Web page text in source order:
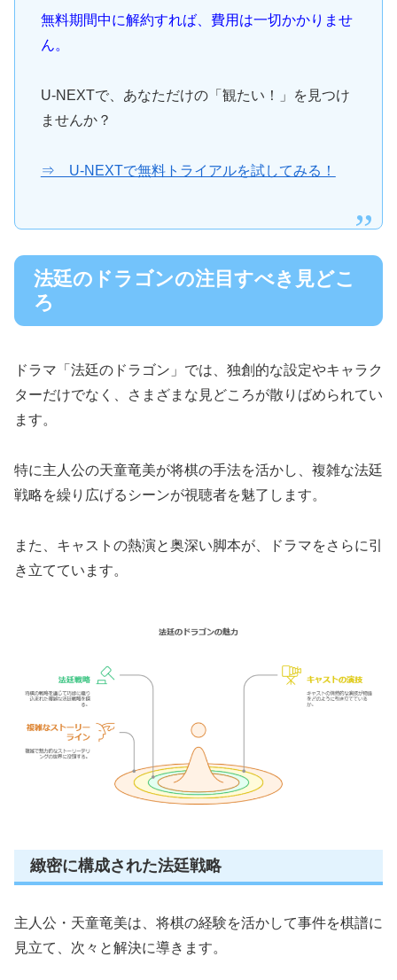
無料期間中に解約すれば、費用は一切かかりませ
ん。
U-NEXTで、あなただけの「観たい！」を見つけ
ませんか？
⇒ U-NEXTで無料トライアルを試してみる！
法廷のドラゴンの注目すべき見どこ
ろ
ドラマ「法廷のドラゴン」では、独創的な設定やキャラク
ターだけでなく、さまざまな見どころが散りばめられてい
ます。
特に主人公の天童竜美が将棋の手法を活かし、複雑な法廷
戦略を繰り広げるシーンが視聴者を魅了します。
また、キャストの熱演と奥深い脚本が、ドラマをさらに引
き立てています。
緻密に構成された法廷戦略
主人公・天童竜美は、将棋の経験を活かして事件を棋譜に
見立て、次々と解決に導きます。